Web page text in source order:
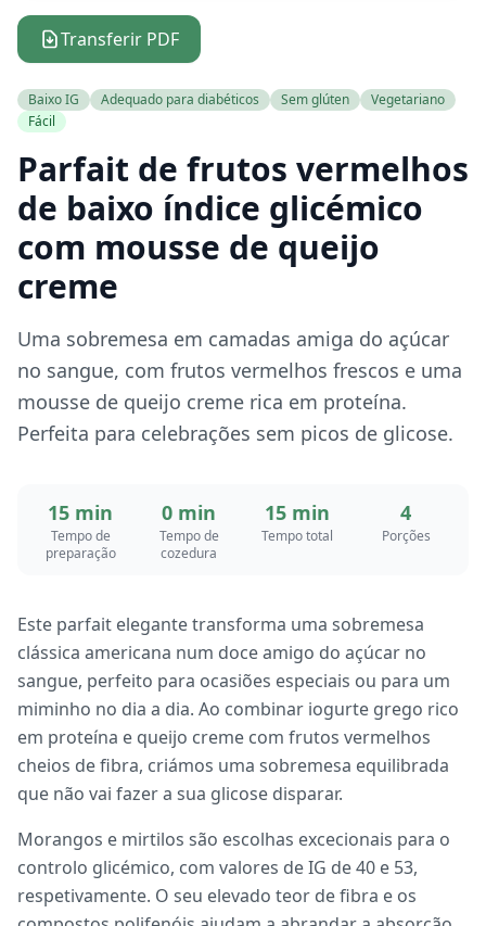
Transferir PDF
Baixo IG Adequado para diabéticos Sem glúten
Vegetariano
Fácil
Parfait de frutos vermelhos
de baixo índice glicémico
com mousse de queijo
creme
Uma sobremesa em camadas amiga do açúcar
no sangue, com frutos vermelhos frescos e uma
mousse de queijo creme rica em proteína.
Perfeita para celebrações sem picos de glicose.
15 min
Tempo de
preparação
0 min
Tempo de
cozedura
15 min
Tempo total
4
Porções
Este parfait elegante transforma uma sobremesa
clássica americana num doce amigo do açúcar no
sangue, perfeito para ocasiões especiais ou para um
miminho no dia a dia. Ao combinar iogurte grego rico
em proteína e queijo creme com frutos vermelhos
cheios de fibra, criámos uma sobremesa equilibrada
que não vai fazer a sua glicose disparar.
Morangos e mirtilos são escolhas excecionais para o
controlo glicémico, com valores de IG de 40 e 53,
respetivamente. O seu elevado teor de fibra e os